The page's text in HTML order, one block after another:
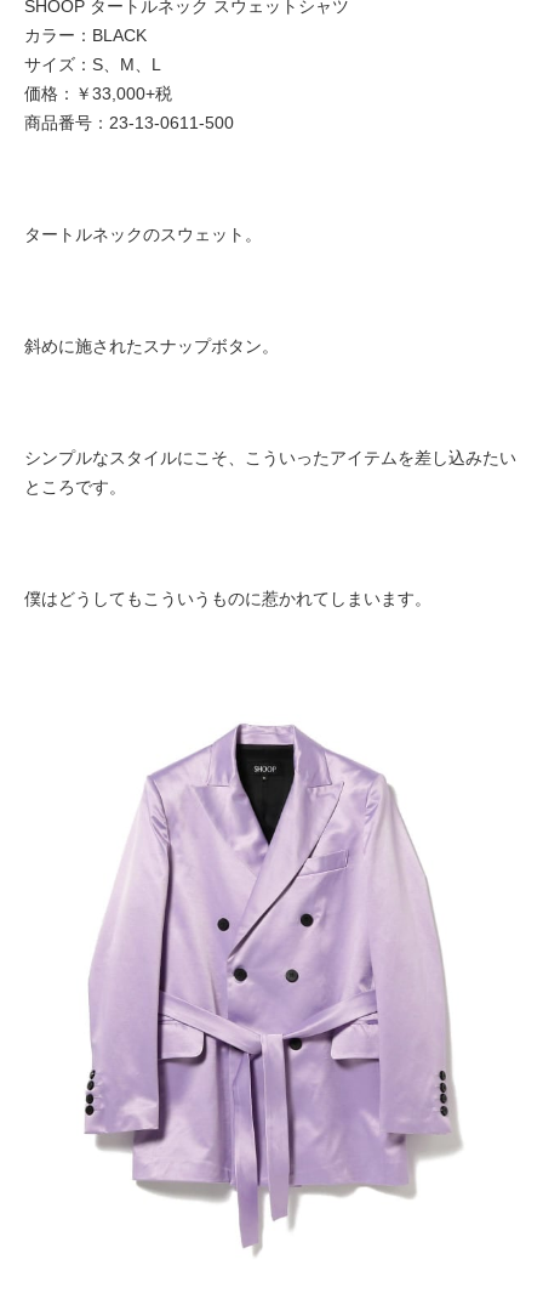
SHOOP タートルネック スウェットシャツ
カラー：BLACK
サイズ：S、M、L
価格：￥33,000+税
商品番号：23-13-0611-500
タートルネックのスウェット。
斜めに施されたスナップボタン。
シンプルなスタイルにこそ、こういったアイテムを差し込みたい
ところです。
僕はどうしてもこういうものに惹かれてしまいます。